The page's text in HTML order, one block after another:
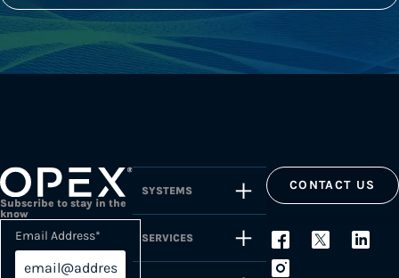
Subscribe to stay in the
know
Email Address*
SYSTEMS
SERVICES
CONTACT US